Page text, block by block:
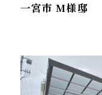
一宮市 M様邸